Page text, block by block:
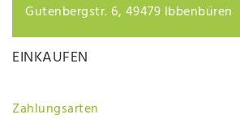
Gutenbergstr. 6, 49479 Ibbenbüren
EINKAUFEN
Zahlungsarten